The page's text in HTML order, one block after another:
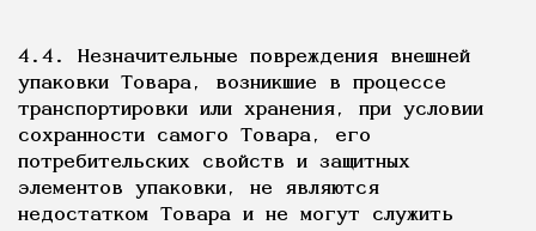
4.4. Незначительные повреждения внешней
упаковки Товара, возникшие в процессе
транспортировки или хранения, при условии
сохранности самого Товара, его
потребительских свойств и защитных
элементов упаковки, не являются
недостатком Товара и не могут служить